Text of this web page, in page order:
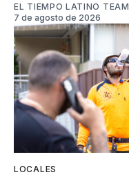
EL TIEMPO LATINO TEAM
7 de agosto de 2026
LOCALES